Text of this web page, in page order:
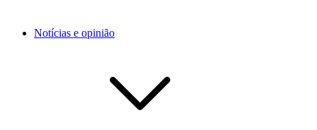
Notícias e opinião